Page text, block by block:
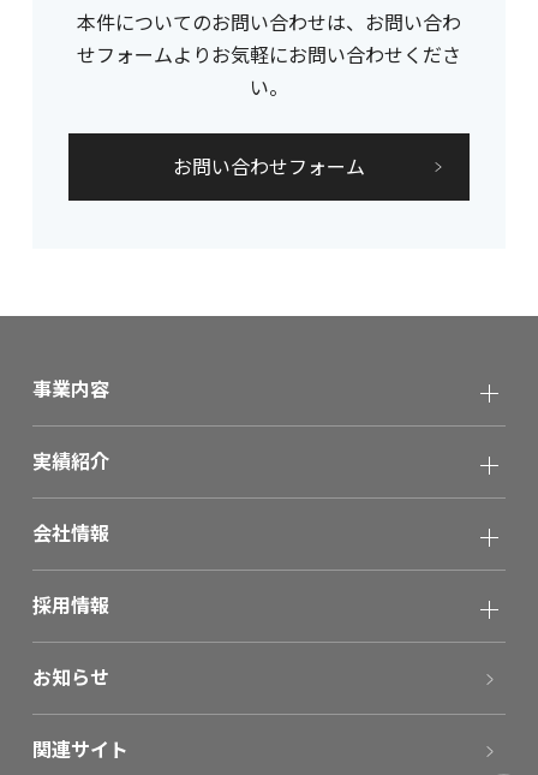
本件についてのお問い合わせは、お問い合わ
せフォームよりお気軽にお問い合わせくださ
い。
お問い合わせフォーム
事業内容
実績紹介
会社情報
採用情報
お知らせ
関連サイト